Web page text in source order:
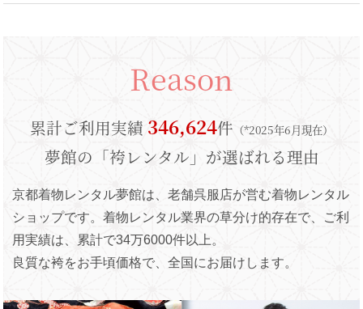
Reason
累計ご利用実績 346,624件 （*2025年6月現在）
夢館の「袴レンタル」が選ばれる理由
京都着物レンタル夢館は、老舗呉服店が営む着物レンタル
ショップです。着物レンタル業界の草分け的存在で、ご利
用実績は、累計で34万6000件以上。
良質な袴をお手頃価格で、全国にお届けします。